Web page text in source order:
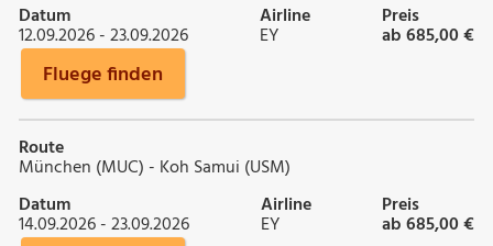
Datum
12.09.2026 - 23.09.2026
Airline
EY
Preis
ab 685,00 €
Fluege finden
Route
München (MUC) - Koh Samui (USM)
Datum
14.09.2026 - 23.09.2026
Airline
EY
Preis
ab 685,00 €